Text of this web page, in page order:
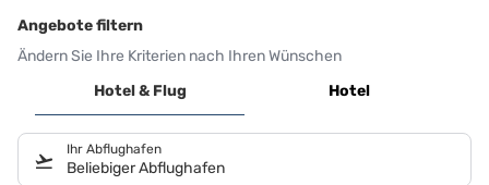
Angebote filtern
Ändern Sie Ihre Kriterien nach Ihren Wünschen
Hotel & Flug
Hotel
Ihr Abflughafen
Beliebiger Abflughafen